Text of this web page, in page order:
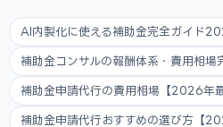
AI内製化に使える補助金完全ガイド
補助金コンサルの報酬体系・費用相場
補助金申請代行の費用相場【2026年
補助金申請代行おすすめの選び方【